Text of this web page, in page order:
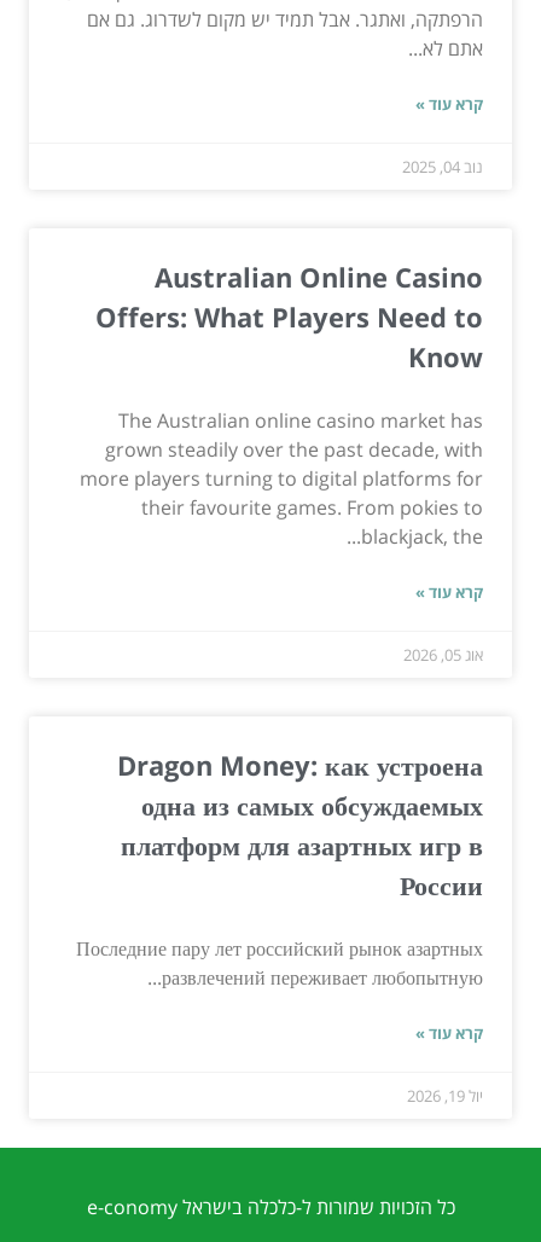
הרפתקה, ואתגר. אבל תמיד יש מקום לשדרוג. גם אם
אתם לא...
קרא עוד »
נוב 04, 2025
Australian Online Casino
Offers: What Players Need to
Know
The Australian online casino market has
grown steadily over the past decade, with
more players turning to digital platforms for
their favourite games. From pokies to
blackjack, the...
קרא עוד »
אוג 05, 2026
Dragon Money: как устроена
одна из самых обсуждаемых
платформ для азартных игр в
России
Последние пару лет российский рынок азартных
развлечений переживает любопытную...
קרא עוד »
יול 19, 2026
כל הזכויות שמורות ל-כלכלה בישראל e-conomy